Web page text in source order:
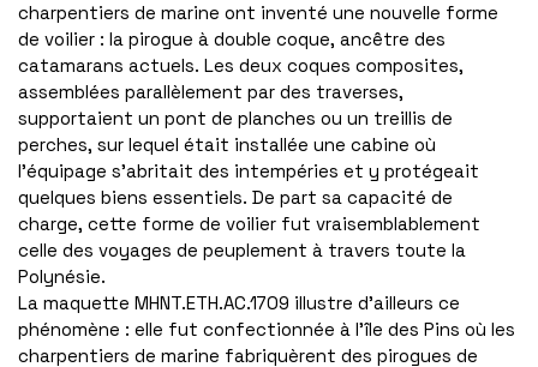
charpentiers de marine ont inventé une nouvelle forme
de voilier : la pirogue à double coque, ancêtre des
catamarans actuels. Les deux coques composites,
assemblées parallèlement par des traverses,
supportaient un pont de planches ou un treillis de
perches, sur lequel était installée une cabine où
l’équipage s’abritait des intempéries et y protégeait
quelques biens essentiels. De part sa capacité de
charge, cette forme de voilier fut vraisemblablement
celle des voyages de peuplement à travers toute la
Polynésie.
La maquette MHNT.ETH.AC.1709 illustre d’ailleurs ce
phénomène : elle fut confectionnée à l’île des Pins où les
charpentiers de marine fabriquèrent des pirogues de